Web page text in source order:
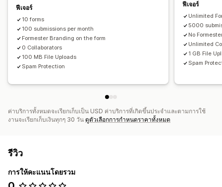
ฟีเจอร์
10 forms
100 submissions per month
Formester Branding on the form
0 Collaborators
100 MB File Uploads
Spam Protection
ฟีเจอร์
Unlimited
5000
No
Unlimited
1 GB File
Spam
ค่าบริการทั้งหมดจะเรียกเก็บเป็น USD ค่าบริการที่เกิดขึ้นประจำและตามการใช้
งานจะเรียกเก็บเงินทุกๆ 30 วัน ดูตัวเลือกการกำหนดราคาทั้งหมด
รีวิว
การให้คะแนนโดยรวม